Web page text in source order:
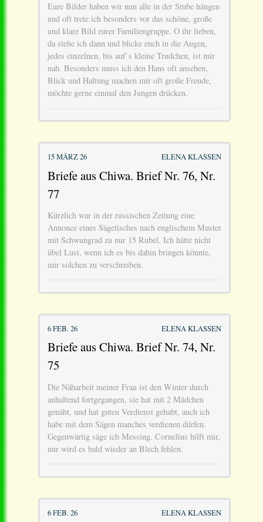
Eure Bilder haben wir nun alle in der Stube hängen
und oft trete ich besonders vor das schöne, große
und klare Bild eurer Familiengruppe. O ihr lieben,
da stehe ich dann und blicke euch in die Augen,
jedes einzelnen, bis auf`s kleine Trudchen, ist mir
nah. Besonders muss ich den Hans oft ansehen,
Blick und Haltung machen mir oft große Freude,
möchte gerne einmal den Jungen drücken.
15 MÄRZ 26 ELENA KLASSEN
Briefe aus Chiwa. Brief Nr. 76, Nr.
77
Kürzlich war in der russischen Zeitung eine
Annonce eines Sägetisches nach englischem Muster
mit Schwungrad zu nur 15 Rubel. Ich hätte nicht
übel Lust, wenn ich es bis dahin bringen könnte,
mir solchen zu verschreiben.
6 FEB. 26 ELENA KLASSEN
Briefe aus Chiwa. Brief Nr. 74, Nr.
75
Die Näharbeit meiner Frau ist den Winter durch
anhaltend fortgegangen, sie hat mit 2 Mädchen
genäht, und hat guten Verdienst gehabt, auch ich
habe mit dem Sägen manches verdienen dürfen.
Gegenwärtig säge ich Messing. Cornelius hilft mir,
nur wird es bald wieder an Blech fehlen.
6 FEB. 26 ELENA KLASSEN